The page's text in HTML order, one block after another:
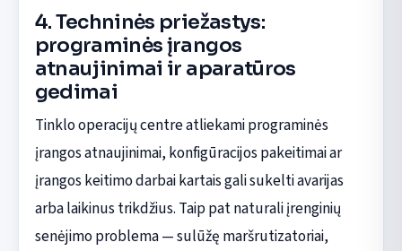
4. Techninės priežastys:
programinės įrangos
atnaujinimai ir aparatūros
gedimai
Tinklo operacijų centre atliekami programinės
įrangos atnaujinimai, konfigūracijos pakeitimai ar
įrangos keitimo darbai kartais gali sukelti avarijas
arba laikinus trikdžius. Taip pat naturali įrenginių
senėjimo problema — sulūžę maršrutizatoriai,